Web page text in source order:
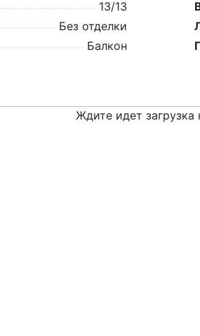
13/13
Без отделки
Балкон
Ждите идет загрузка